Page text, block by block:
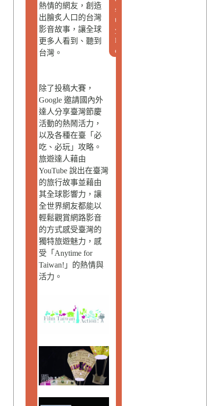
熱情的網友，創造
出膾炙人口的台灣
影音故事，讓全球
更多人看到、聽到
台灣。
除了投稿大賽，
Google 邀請國內外
達人分享臺灣節慶
活動的熱鬧活力，
以及各種在臺「必
吃、必玩」攻略。
旅遊達人藉由
YouTube 說出在臺灣
的旅行故事並藉由
其全球影響力，讓
全世界網友都能以
輕鬆觀賞網路影音
的方式感受臺灣的
獨特旅遊魅力，感
受「Anytime for
Taiwan!」的熱情與
活力。
s
t
y
l
e